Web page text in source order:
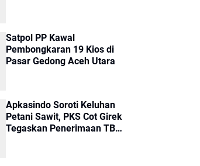
Satpol PP Kawal
Pembongkaran 19 Kios di
Pasar Gedong Aceh Utara
Apkasindo Soroti Keluhan
Petani Sawit, PKS Cot Girek
Tegaskan Penerimaan TBS